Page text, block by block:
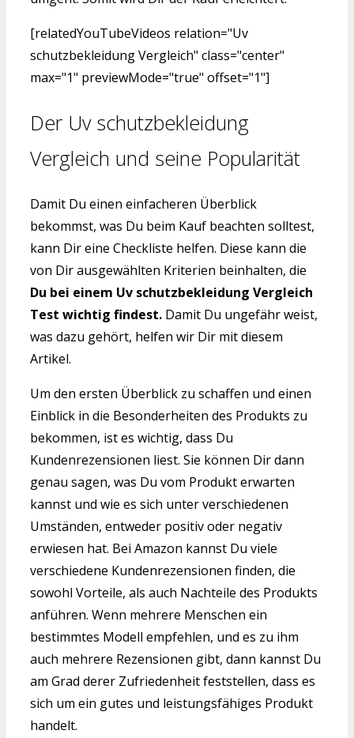
[relatedYouTubeVideos relation="Uv
schutzbekleidung Vergleich" class="center"
max="1" previewMode="true" offset="1"]
Der Uv schutzbekleidung
Vergleich und seine Popularität
Damit Du einen einfacheren Überblick
bekommst, was Du beim Kauf beachten solltest,
kann Dir eine Checkliste helfen. Diese kann die
von Dir ausgewählten Kriterien beinhalten, die
Du bei einem Uv schutzbekleidung Vergleich
Test wichtig findest. Damit Du ungefähr weist,
was dazu gehört, helfen wir Dir mit diesem
Artikel.
Um den ersten Überblick zu schaffen und einen
Einblick in die Besonderheiten des Produkts zu
bekommen, ist es wichtig, dass Du
Kundenrezensionen liest. Sie können Dir dann
genau sagen, was Du vom Produkt erwarten
kannst und wie es sich unter verschiedenen
Umständen, entweder positiv oder negativ
erwiesen hat. Bei Amazon kannst Du viele
verschiedene Kundenrezensionen finden, die
sowohl Vorteile, als auch Nachteile des Produkts
anführen. Wenn mehrere Menschen ein
bestimmtes Modell empfehlen, und es zu ihm
auch mehrere Rezensionen gibt, dann kannst Du
am Grad derer Zufriedenheit feststellen, dass es
sich um ein gutes und leistungsfähiges Produkt
handelt.